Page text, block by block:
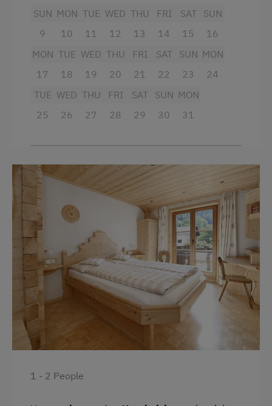
SUN
9
MON
10
TUE
11
WED
12
THU
13
FRI
14
SAT
15
SUN
16
MON
17
TUE
18
WED
19
THU
20
FRI
21
SAT
22
SUN
23
MON
24
TUE
25
WED
26
THU
27
FRI
28
SAT
29
SUN
30
MON
31
1 - 2 People